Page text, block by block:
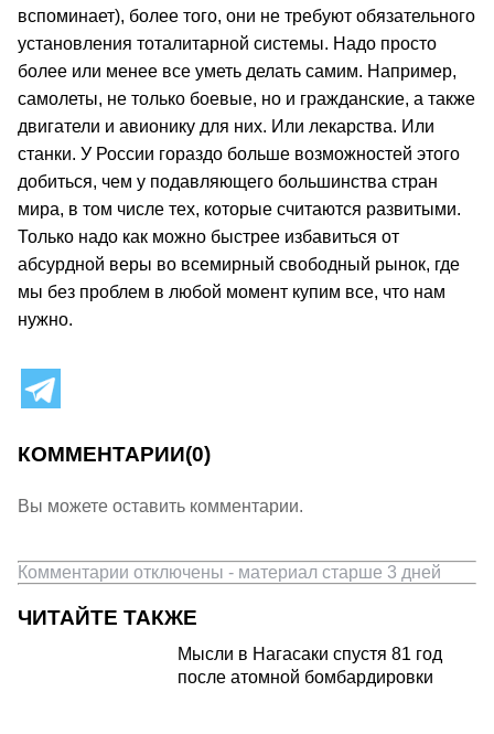
вспоминает), более того, они не требуют обязательного
установления тоталитарной системы. Надо просто
более или менее все уметь делать самим. Например,
самолеты, не только боевые, но и гражданские, а также
двигатели и авионику для них. Или лекарства. Или
станки. У России гораздо больше возможностей этого
добиться, чем у подавляющего большинства стран
мира, в том числе тех, которые считаются развитыми.
Только надо как можно быстрее избавиться от
абсурдной веры во всемирный свободный рынок, где
мы без проблем в любой момент купим все, что нам
нужно.
КОММЕНТАРИИ(0)
Вы можете оставить комментарии.
Комментарии отключены - материал старше 3 дней
ЧИТАЙТЕ ТАКЖЕ
Мысли в Нагасаки спустя 81 год
после атомной бомбардировки